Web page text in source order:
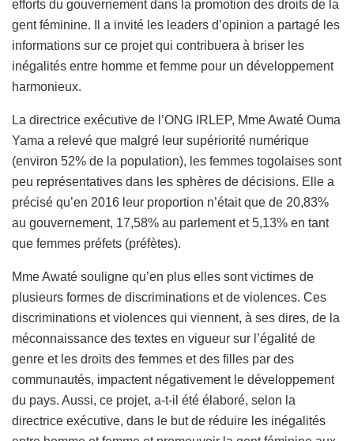
efforts du gouvernement dans la promotion des droits de la
gent féminine. Il a invité les leaders d’opinion a partagé les
informations sur ce projet qui contribuera à briser les
inégalités entre homme et femme pour un développement
harmonieux.
La directrice exécutive de l’ONG IRLEP, Mme Awaté Ouma
Yama a relevé que malgré leur supériorité numérique
(environ 52% de la population), les femmes togolaises sont
peu représentatives dans les sphères de décisions. Elle a
précisé qu’en 2016 leur proportion n’était que de 20,83%
au gouvernement, 17,58% au parlement et 5,13% en tant
que femmes préfets (préfètes).
Mme Awaté souligne qu’en plus elles sont victimes de
plusieurs formes de discriminations et de violences. Ces
discriminations et violences qui viennent, à ses dires, de la
méconnaissance des textes en vigueur sur l’égalité de
genre et les droits des femmes et des filles par des
communautés, impactent négativement le développement
du pays. Aussi, ce projet, a-t-il été élaboré, selon la
directrice exécutive, dans le but de réduire les inégalités